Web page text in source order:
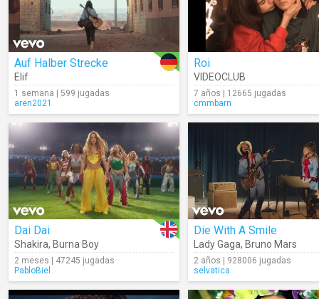
Auf Halber Strecke
Elif
1 semana | 599 jugadas
aren2021
Roi
VIDEOCLUB
7 años | 12665 jugadas
cmmbarn
Dai Dai
Shakira, Burna Boy
2 meses | 47245 jugadas
PabloBiel
Die With A Smile
Lady Gaga, Bruno Mars
2 años | 928006 jugadas
selvatica